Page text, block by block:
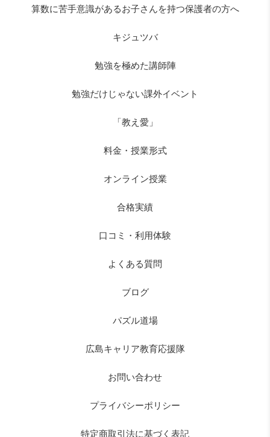
算数に苦手意識があるお子さんを持つ保護者の方へ
キジュツバ
勉強を極めた講師陣
勉強だけじゃない課外イベント
「教え愛」
料金・授業形式
オンライン授業
合格実績
口コミ・利用体験
よくある質問
ブログ
パズル道場
広島キャリア教育応援隊
お問い合わせ
プライバシーポリシー
特定商取引法に基づく表記